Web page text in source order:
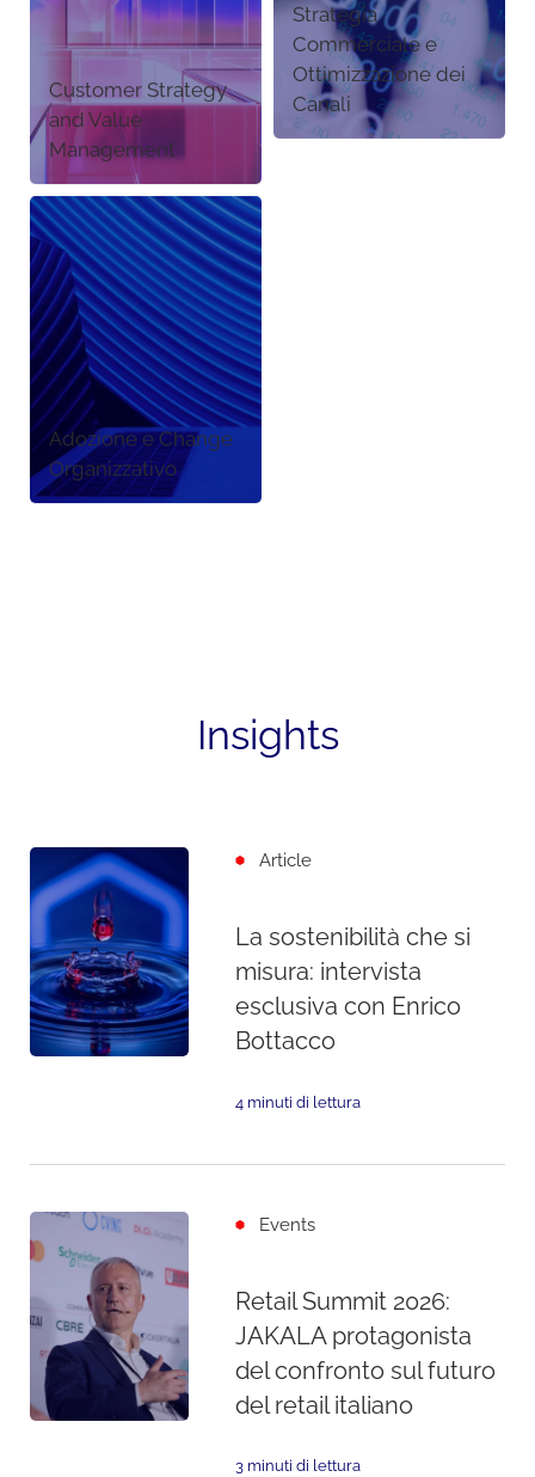
Customer Strategy
and Value
Management
Strategia
Commerciale e
Ottimizzazione dei
Canali
Adozione e Change
Organizzativo
Insights
Article
La sostenibilità che si
misura: intervista
esclusiva con Enrico
Bottacco
4 minuti di lettura
Events
Retail Summit 2026:
JAKALA protagonista
del confronto sul futuro
del retail italiano
3 minuti di lettura